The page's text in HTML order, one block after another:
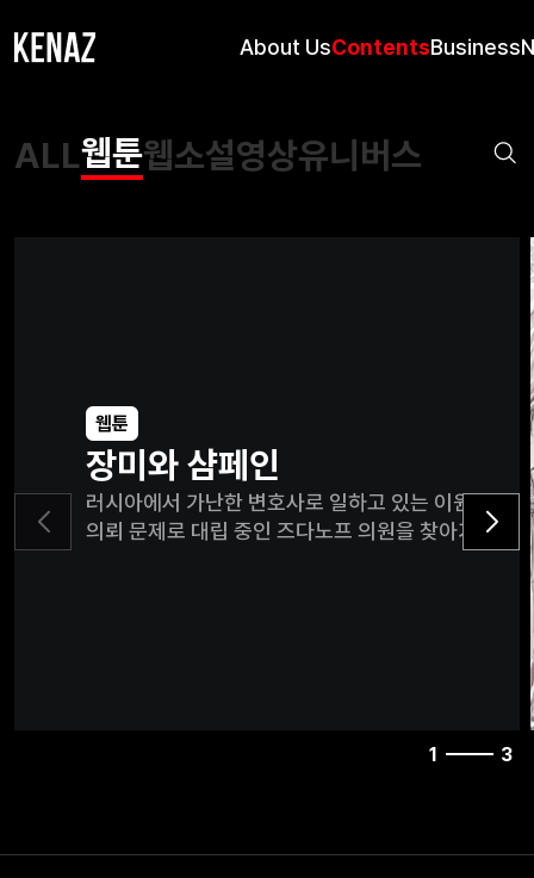
About UsContentsBusiness
ALL웹툰웹소설영상유니버스
웹툰
장미와 샴페인
러시아에서 가난한 변호사로 일하고 있는 이원은 니
의뢰 문제로 대립 중인 즈다노프 의원을 찾아가 그곳
보스인 카이사르와 마주한다. 하필 즈다노프 의원 뒤
마피아가 연관되어 있던 것이다. 변호사와 마피아의
1 3